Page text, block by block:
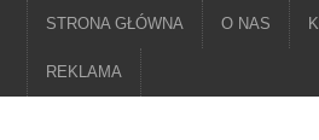
STRONA GŁÓWNA O NAS
REKLAMA